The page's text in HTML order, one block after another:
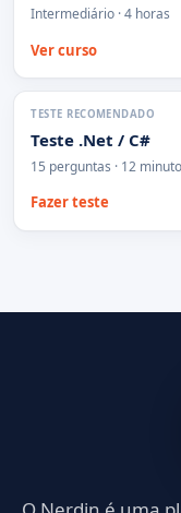
Intermediário · 4 horas
Ver curso
TESTE RECOMENDADO
Teste .Net / C#
15 perguntas · 12
Fazer teste